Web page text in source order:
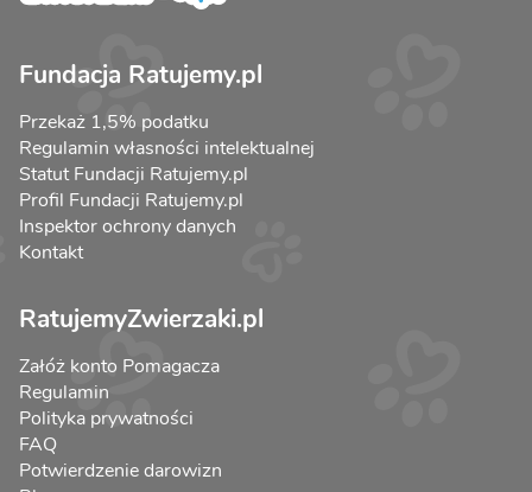
Fundacja Ratujemy.pl
Przekaż 1,5% podatku
Regulamin własności intelektualnej
Statut Fundacji Ratujemy.pl
Profil Fundacji Ratujemy.pl
Inspektor ochrony danych
Kontakt
RatujemyZwierzaki.pl
Załóż konto Pomagacza
Regulamin
Polityka prywatności
FAQ
Potwierdzenie darowizn